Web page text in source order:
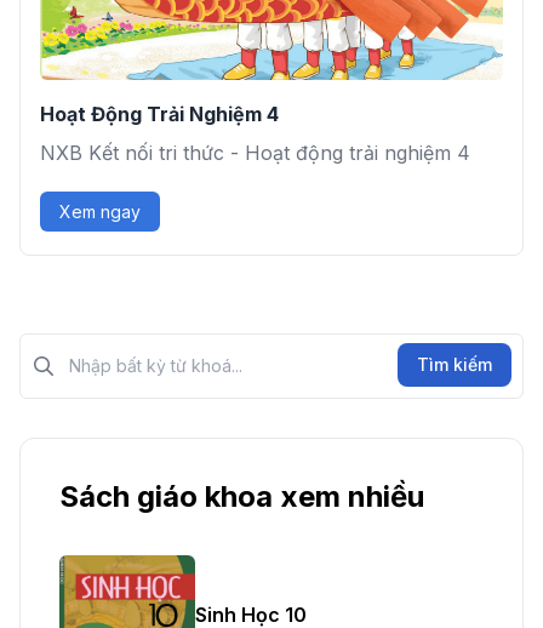
Hoạt Động Trải Nghiệm 4
NXB Kết nối tri thức - Hoạt động trải nghiệm 4
Xem ngay
Tìm kiếm?>
Tìm kiếm
Sách giáo khoa xem nhiều
Sinh Học 10